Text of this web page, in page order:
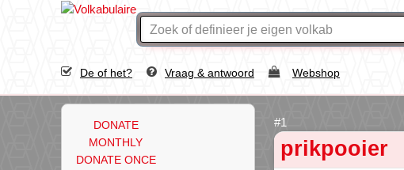
De of het? Vraag & antwoord Webshop
DONATE
MONTHLY
DONATE ONCE
prikpooier